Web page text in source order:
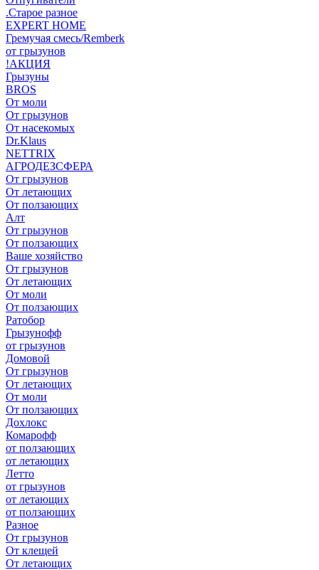
.Старое разное
EXPERT HOME
Гремучая смесь/Remberk
от грызунов
!АКЦИЯ
Грызуны
BROS
От моли
От грызунов
От насекомых
Dr.Klaus
NETTRIX
АГРОДЕЗСФЕРА
От грызунов
От летающих
От ползающих
Алт
От грызунов
От ползающих
Ваше хозяйство
От грызунов
От летающих
От моли
От ползающих
Ратобор
Грызунофф
от грызунов
Домовой
От грызунов
От летающих
От моли
От ползающих
Дохлокс
Комарофф
от ползающих
от летающих
Летто
от грызунов
от летающих
от ползающих
Разное
От грызунов
От клещей
От летающих